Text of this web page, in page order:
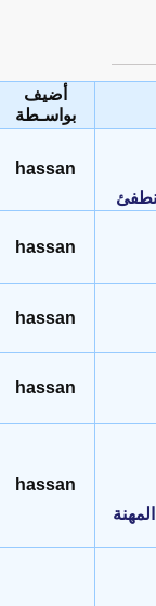
أضيف
بواسـطة
hassan
hassan
hassan
hassan
hassan